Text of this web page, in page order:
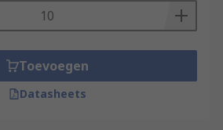
Toevoegen
Datasheets